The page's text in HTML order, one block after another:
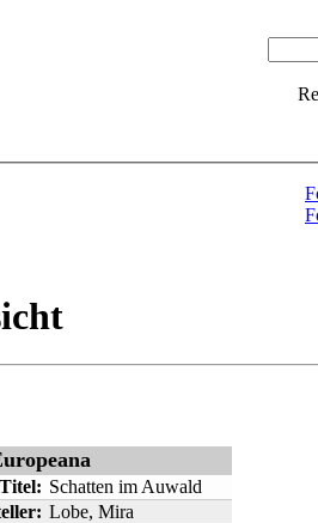
Titel: Schatten im Auwald
Lobe, Mira